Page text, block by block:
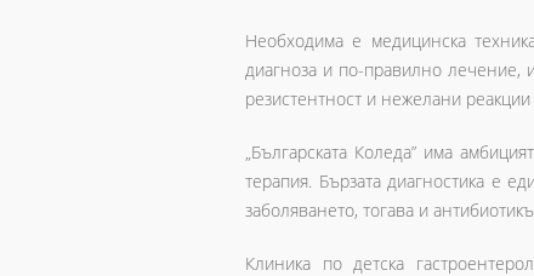
Необходима е медицинска
диагноза и по-правилно лечение,
резистентност и нежелани
„Българската Коледа” има
терапия. Бързата диагностика е
заболяването, тогава и
Клиника по детска